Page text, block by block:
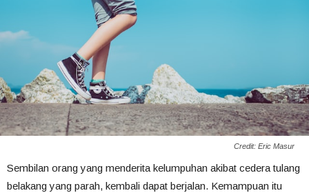
Credit: Eric Masur
Sembilan orang yang menderita kelumpuhan akibat cedera tulang
belakang yang parah, kembali dapat berjalan. Kemampuan itu